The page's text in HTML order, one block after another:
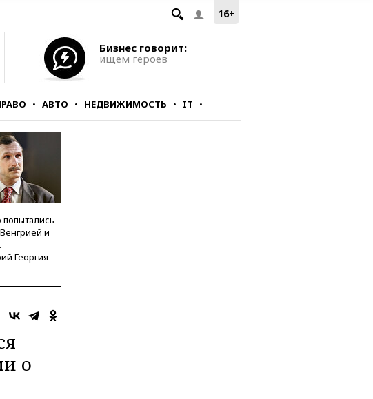
16+
Бизнес говорит:
ищем героев
АВТО НЕДВИЖИМОСТЬ IT
и
Георгия
о